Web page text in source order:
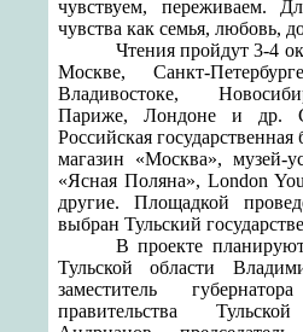
чувствуем, переживаем.
чувства как семья, любовь,
Чтения пройдут 3-4
Москве, Санкт-
Владивостоке,
Париже, Лондоне и др.
Российская
магазин «Москва», музей-
«Ясная Поляна», London
другие. Площадкой
выбран Тульский
В проекте
Тульской области
заместитель
правительства